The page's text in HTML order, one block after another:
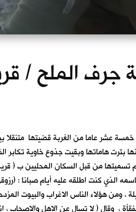
جرف الملح /
عشر عاما من الغربة قضيتها
بترت هاماتها وبقيت جذوع خاوية
من قبل السكان المحليين ب (
الذي كنت اطلقه عليه أيام صبانا :
ومن هؤلاء الناس الاغراب والبيوت
، وقال ( لا تسال عن الاهل